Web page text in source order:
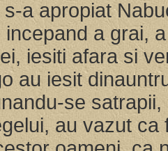
s-a apropiat
a grai,
iesiti afara si
au iesit
se
au vazut